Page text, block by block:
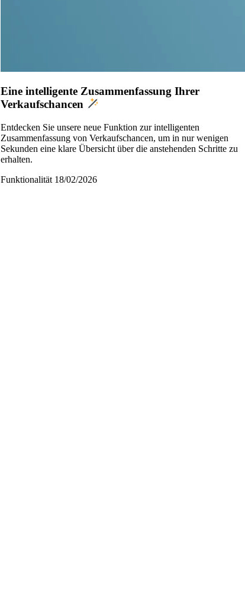
Eine intelligente Zusammenfassung Ihrer
Verkaufschancen
Entdecken Sie unsere neue Funktion zur intelligenten
Zusammenfassung von Verkaufschancen, um in nur wenigen
Sekunden eine klare Übersicht über die anstehenden Schritte zu
erhalten.
Funktionalität 18/02/2026